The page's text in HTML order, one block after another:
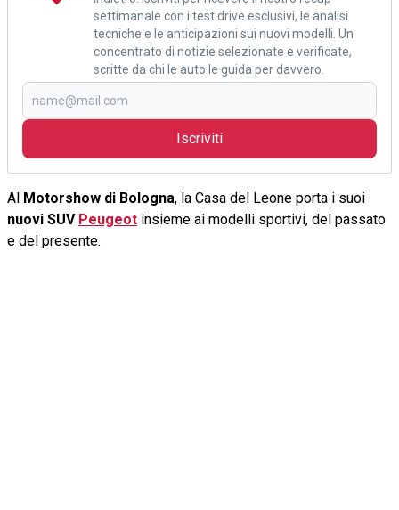
settimanale con i test drive esclusivi, le analisi
tecniche e le anticipazioni sui nuovi modelli. Un
concentrato di notizie selezionate e verificate,
scritte da chi le auto le guida per davvero.
Iscriviti
Al Motorshow di Bologna, la Casa del Leone porta i suoi
nuovi SUV Peugeot insieme ai modelli sportivi, del passato
e del presente.